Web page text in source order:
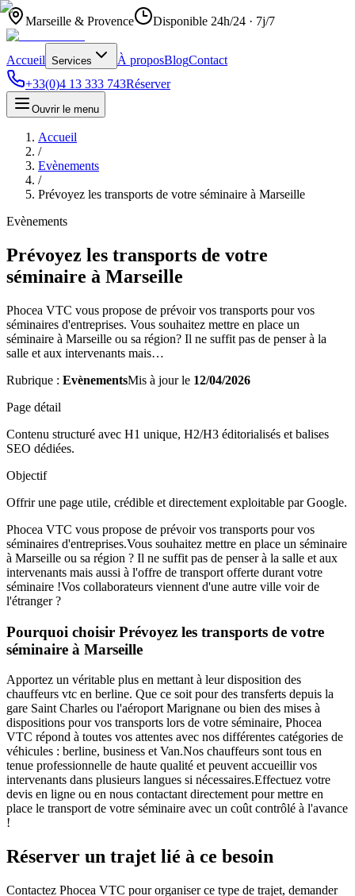
Marseille & Provence Disponible 24h/24 · 7j/7
Accueil Services À proposBlogContact
+33(0)4 13 333 743Réserver
Ouvrir le menu
Accueil
/
Evènements
/
Prévoyez les transports de votre séminaire à Marseille
Evènements
Prévoyez les transports de votre
séminaire à Marseille
Phocea VTC vous propose de prévoir vos transports pour vos
séminaires d'entreprises. Vous souhaitez mettre en place un
séminaire à Marseille ou sa région? Il ne suffit pas de penser à la
salle et aux intervenants mais…
Rubrique : EvènementsMis à jour le 12/04/2026
Page détail
Contenu structuré avec H1 unique, H2/H3 éditorialisés et balises
SEO dédiées.
Objectif
Offrir une page utile, crédible et directement exploitable par Google.
Phocea VTC vous propose de prévoir vos transports pour vos
séminaires d'entreprises.Vous souhaitez mettre en place un séminaire
à Marseille ou sa région ? Il ne suffit pas de penser à la salle et aux
intervenants mais aussi à l'offre de transport offerte durant votre
séminaire !Vos collaborateurs viennent d'une autre ville voir de
l'étranger ?
Pourquoi choisir Prévoyez les transports de votre
séminaire à Marseille
Apportez un véritable plus en mettant à leur disposition des
chauffeurs vtc en berline. Que ce soit pour des transferts depuis la
gare Saint Charles ou l'aéroport Marignane ou bien des mises à
dispositions pour vos transports lors de votre séminaire, Phocea
VTC répond à toutes vos attentes avec nos différentes catégories de
véhicules : berline, business et Van.Nos chauffeurs sont tous en
tenue professionnelle de haute qualité et peuvent accueillir vos
intervenants dans plusieurs langues si nécessaires.Effectuez votre
devis en ligne ou en nous contactant directement pour mettre en
place le transport de votre séminaire avec un coût contrôlé à l'avance
!
Réserver un trajet lié à ce besoin
Contactez Phocea VTC pour organiser ce type de trajet, demander